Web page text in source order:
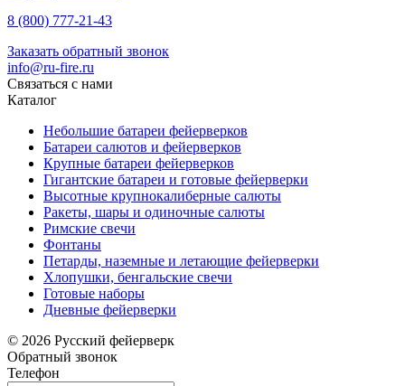
8 (800) 777-21-43
Заказать обратный звонок
info@ru-fire.ru
Связаться с нами
Каталог
Небольшие батареи фейерверков
Батареи салютов и фейерверков
Крупные батареи фейерверков
Гигантские батареи и готовые фейерверки
Высотные крупнокалиберные салюты
Ракеты, шары и одиночные салюты
Римские свечи
Фонтаны
Петарды, наземные и летающие фейерверки
Хлопушки, бенгальские свечи
Готовые наборы
Дневные фейерверки
© 2026 Русский фейерверк
Обратный звонок
Телефон